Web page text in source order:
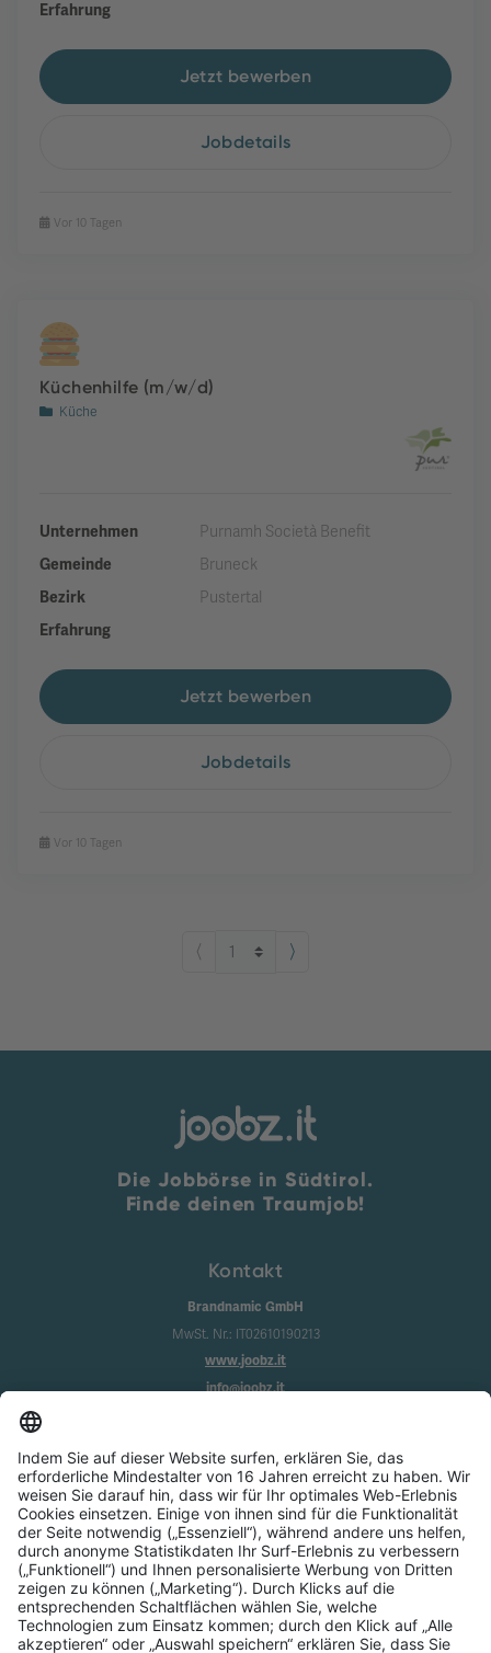
Erfahrung
Jetzt bewerben
Jobdetails
Vor 10 Tagen
Küchenhilfe (m/w/d)
Küche
Unternehmen
Purnamh Società Benefit
Gemeinde
Bruneck
Bezirk
Pustertal
Erfahrung
Jetzt bewerben
Jobdetails
Vor 10 Tagen
⟨ ⟩
Die Jobbörse in Südtirol.
Finde deinen Traumjob!
Kontakt
Brandnamic GmbH
MwSt. Nr.: IT02610190213
www.joobz.it
info@joobz.it
Impressum
Datenschutz
AGB
Cookie-Einstellungen
Service
Über uns